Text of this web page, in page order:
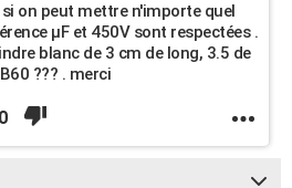
on peut mettre n'importe quel
µF et 450V sont respectées .
blanc de 3 cm de long, 3.5 de
??? . merci
0